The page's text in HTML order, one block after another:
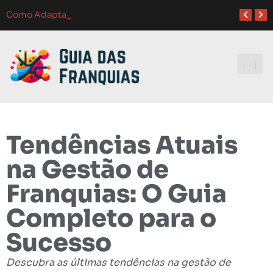
Tendências Atuais
na Gestão de
Franquias: O Guia
Completo para o
Sucesso
Descubra as últimas tendências na gestão de